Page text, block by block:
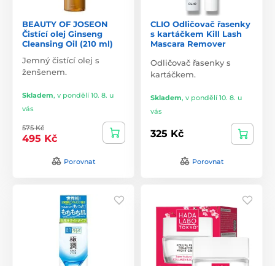
BEAUTY OF JOSEON
Čistící olej Ginseng
Cleansing Oil (210 ml)
Jemný čistící olej s
ženšenem.
Skladem, v pondělí 10. 8. u
vás
575 Kč
495 Kč
Porovnat
CLIO Odličovač řasenky
s kartáčkem Kill Lash
Mascara Remover
Odličovač řasenky s
kartáčkem.
Skladem, v pondělí 10. 8. u
vás
325 Kč
Porovnat